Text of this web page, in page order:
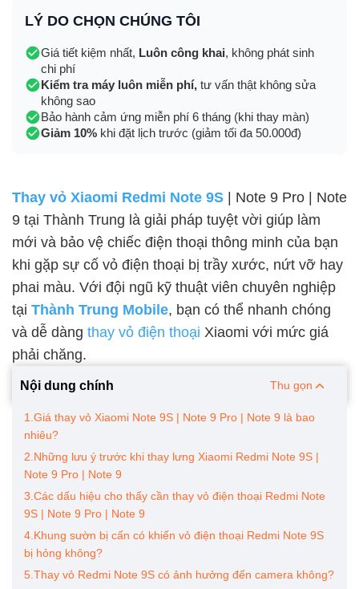
LÝ DO CHỌN CHÚNG TÔI
Giá tiết kiệm nhất, Luôn công khai, không phát sinh
chi phí
Kiểm tra máy luôn miễn phí, tư vấn thật không sửa
không sao
Bảo hành cảm ứng miễn phí 6 tháng (khi thay màn)
Giảm 10% khi đặt lịch trước (giảm tối đa 50.000đ)
Thay vỏ Xiaomi Redmi Note 9S | Note 9 Pro | Note
9 tại Thành Trung là giải pháp tuyệt vời giúp làm
mới và bảo vệ chiếc điện thoại thông minh của bạn
khi gặp sự cố vỏ điện thoại bị trầy xước, nứt vỡ hay
phai màu. Với đội ngũ kỹ thuật viên chuyên nghiệp
tại Thành Trung Mobile, bạn có thể nhanh chóng
và dễ dàng thay vỏ điện thoại Xiaomi với mức giá
phải chăng.
Nội dung chính Thu gọn
1.Giá thay vỏ Xiaomi Note 9S | Note 9 Pro | Note 9 là bao
nhiêu?
2.Những lưu ý trước khi thay lưng Xiaomi Redmi Note 9S |
Note 9 Pro | Note 9
3.Các dấu hiệu cho thấy cần thay vỏ điện thoại Redmi Note
9S | Note 9 Pro | Note 9
4.Khung sườn bị cấn có khiến vỏ điện thoại Redmi Note 9S
bị hỏng không?
5.Thay vỏ Redmi Note 9S có ảnh hưởng đến camera không?